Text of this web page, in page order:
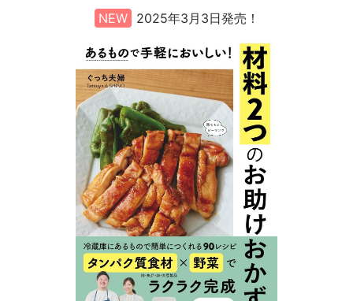
NEW 2025年3月3日発売！